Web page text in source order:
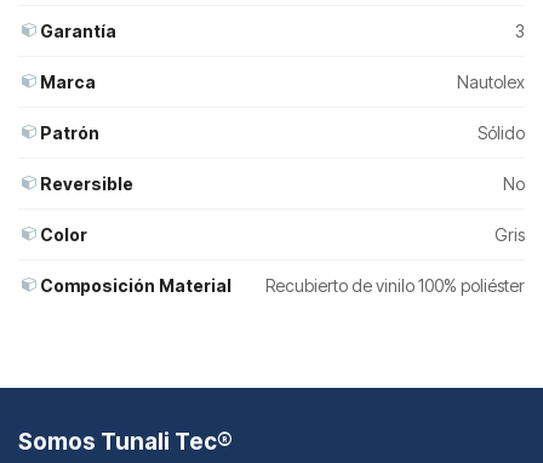
Garantía 3
Marca Nautolex
Patrón Sólido
Reversible No
Color Gris
Composición Material Recubierto de vinilo 100% poliéster
Somos Tunali Tec®